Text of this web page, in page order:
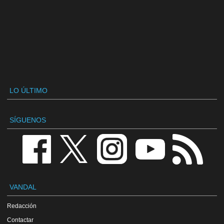
LO ÚLTIMO
SÍGUENOS
VANDAL
Redacción
Contactar